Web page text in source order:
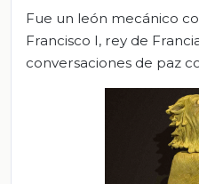
Fue un león mecánico
Francisco I, rey de
conversaciones de paz